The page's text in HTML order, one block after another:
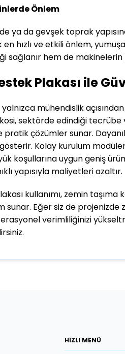
Önlem
ya da gevşek toprak
hızlı ve etkili önlem,
sağlanır hem de
Plakası ile
mühendislik
sektörde edindiği tecrübe
pratik çözümler sunar.
Kolay kurulum modüler
koşullarına uygun geniş
yapısıyla maliyetleri azaltır.
kullanımı, zemin
sunar. Eğer siz de
verimliliğinizi
HIZLI MENÜ